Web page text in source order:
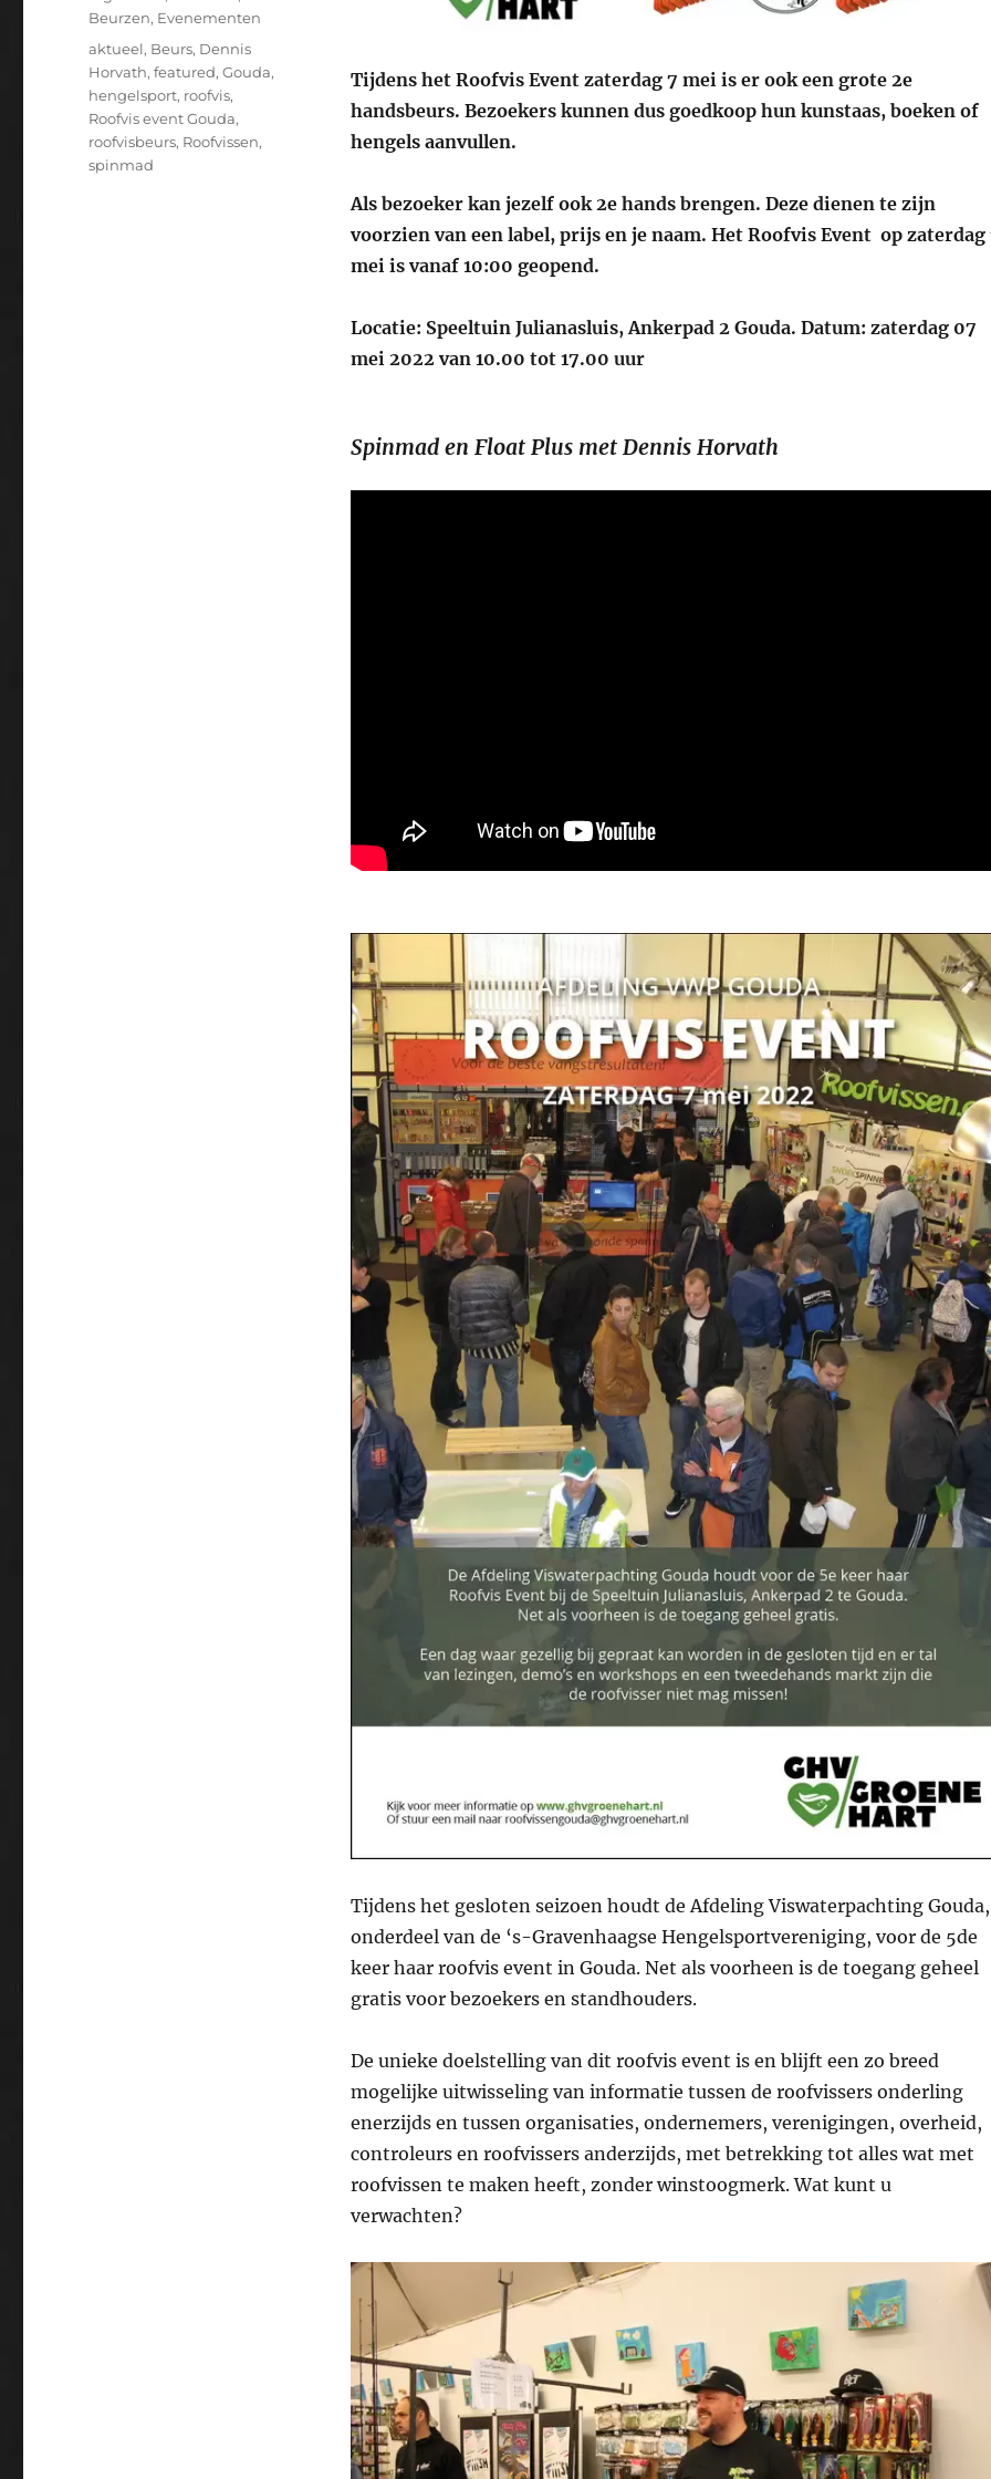
Tijdens het Roofvis Event zaterdag 7 mei is er ook een grote 2e
handsbeurs. Bezoekers kunnen dus goedkoop hun kunstaas, boeken of
hengels aanvullen.
Als bezoeker kan jezelf ook 2e hands brengen. Deze dienen te zijn
voorzien van een label, prijs en je naam. Het Roofvis Event op zaterdag
mei is vanaf 10:00 geopend.
Locatie: Speeltuin Julianasluis, Ankerpad 2 Gouda. Datum: zaterdag 07
mei 2022 van 10.00 tot 17.00 uur
Spinmad en Float Plus met Dennis Horvath
Tijdens het gesloten seizoen houdt de Afdeling Viswaterpachting Gouda,
onderdeel van de ‘s-Gravenhaagse Hengelsportvereniging, voor de 5de
keer haar roofvis event in Gouda. Net als voorheen is de toegang geheel
gratis voor bezoekers en standhouders.
De unieke doelstelling van dit roofvis event is en blijft een zo breed
mogelijke uitwisseling van informatie tussen de roofvissers onderling
enerzijds en tussen organisaties, ondernemers, verenigingen, overheid,
controleurs en roofvissers anderzijds, met betrekking tot alles wat met
roofvissen te maken heeft, zonder winstoogmerk. Wat kunt u
verwachten?
Beurzen, Evenementen
Tags
aktueel, Beurs, Dennis
Horvath,featured,Gouda,
hengelsport, roofvis,
Roofvis event Gouda,
roofvisbeurs, Roofvissen,
spinmad